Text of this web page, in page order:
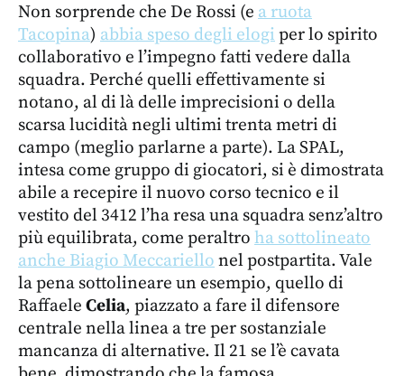
Non sorprende che De Rossi (e a ruota
Tacopina) abbia speso degli elogi per lo spirito
collaborativo e l’impegno fatti vedere dalla
squadra. Perché quelli effettivamente si
notano, al di là delle imprecisioni o della
scarsa lucidità negli ultimi trenta metri di
campo (meglio parlarne a parte). La SPAL,
intesa come gruppo di giocatori, si è dimostrata
abile a recepire il nuovo corso tecnico e il
vestito del 3412 l’ha resa una squadra senz’altro
più equilibrata, come peraltro ha sottolineato
anche Biagio Meccariello nel postpartita. Vale
la pena sottolineare un esempio, quello di
Raffaele Celia, piazzato a fare il difensore
centrale nella linea a tre per sostanziale
mancanza di alternative. Il 21 se l’è cavata